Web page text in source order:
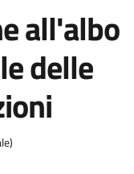
all'albo
delle